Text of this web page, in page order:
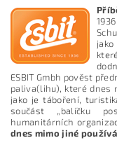
osobních údajů
ESBIT Gmbh pověst
paliva(lihu), které dnes
jako je táboření,
součást „balíčku
humanitárních
dnes mimo jiné